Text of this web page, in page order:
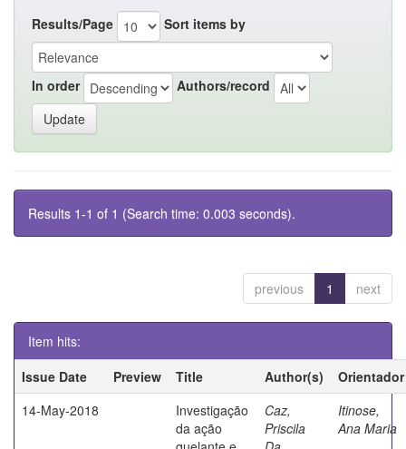
Results/Page Sort items by
In order Authors/record
Results 1-1 of 1 (Search time: 0.003 seconds).
previous 1 next
Item hits:
Issue Date
Preview Title Author(s)
Orientador
14-May-2018
Investigação
da ação
Caz,
Priscila
Itinose,
Ana Maria